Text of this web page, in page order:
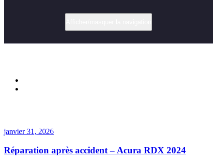
janvier 31, 2026
Réparation après accident – Acura RDX 2024